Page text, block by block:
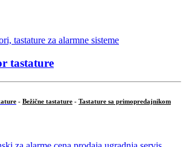
tastature
- Bežične tastature - Tastature sa primopredajnikom